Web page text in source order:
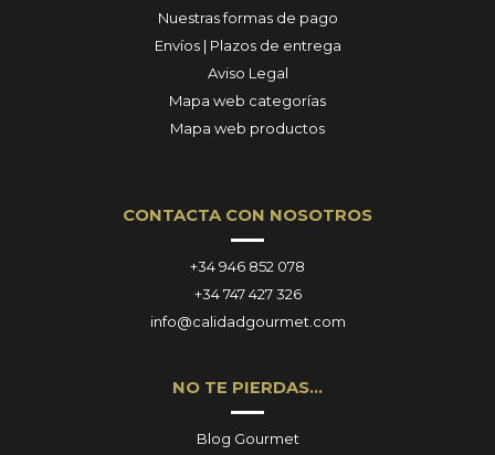
Nuestras formas de pago
Envíos | Plazos de entrega
Aviso Legal
Mapa web categorías
Mapa web productos
CONTACTA CON NOSOTROS
+34 946 852 078
+34 747 427 326
info@calidadgourmet.com
NO TE PIERDAS…
Blog Gourmet